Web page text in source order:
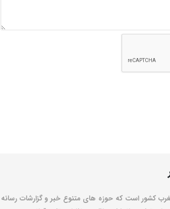
کشور است که حوزه های متنوع خبر و گزارشات رسانه